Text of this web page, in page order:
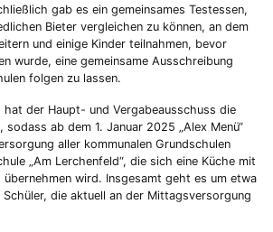
gab es ein gemeinsames Testessen,
Bieter vergleichen zu können, an dem
und einige Kinder teilnahmen, bevor
wurde, eine gemeinsame Ausschreibung
folgen zu lassen.
der Haupt- und Vergabeausschuss die
ab dem 1. Januar 2025 „Alex Menü“
aller kommunalen Grundschulen
„Am Lerchenfeld“, die sich eine Küche mit
wird. Insgesamt geht es um etwa
Schüler, die aktuell an der Mittagsversorgung